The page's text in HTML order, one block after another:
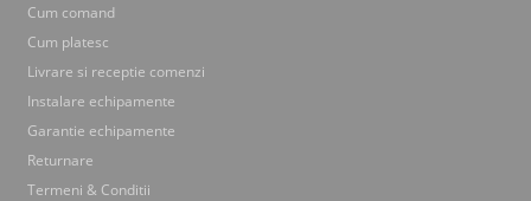
Cum comand
Cum platesc
Livrare si receptie comenzi
Instalare echipamente
Garantie echipamente
Returnare
Termeni & Conditii